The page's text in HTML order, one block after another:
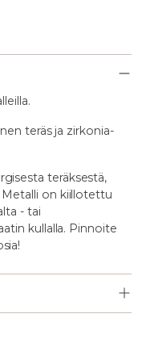
teräs ja zirkonia-
teräksestä,
on kiillotettu
- tai
kullalla. Pinnoite